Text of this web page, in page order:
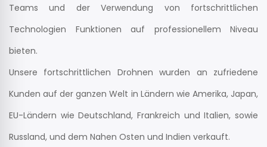
Teams und der Verwendung von fortschrittlichen
Technologien Funktionen auf professionellem Niveau
bieten.
Unsere fortschrittlichen Drohnen wurden an zufriedene
Kunden auf der ganzen Welt in Ländern wie Amerika, Japan,
EU-Ländern wie Deutschland, Frankreich und Italien, sowie
Russland, und dem Nahen Osten und Indien verkauft.